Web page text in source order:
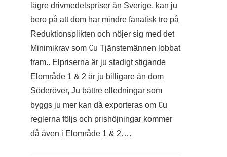
lägre drivmedelspriser än Sverige, kan ju
bero på att dom har mindre fanatisk tro på
Reduktionsplikten och nöjer sig med det
Minimikrav som €u Tjänstemännen lobbat
fram.. Elpriserna är ju stadigt stigande
Elområde 1 & 2 är ju billigare än dom
Söderöver, Ju bättre elledningar som
byggs ju mer kan då exporteras om €u
reglerna följs och prishöjningar kommer
då även i Elområde 1 & 2….